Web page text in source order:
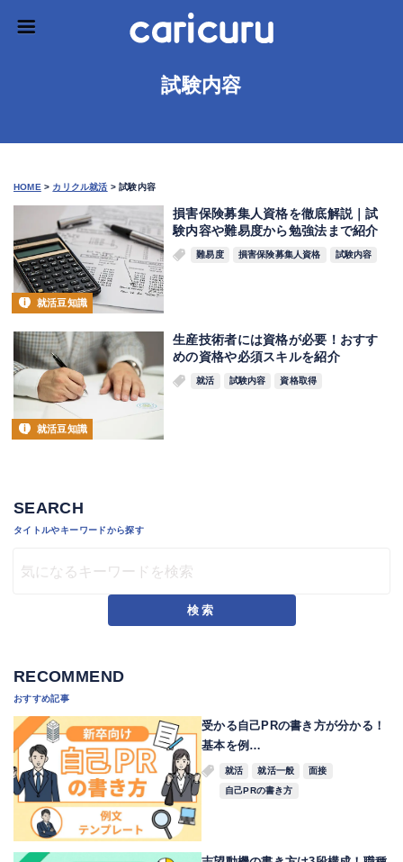
試験内容
HOME > カリクル就活 >試験内容
就活豆知識
損害保険募集人資格を徹底解説｜試
験内容や難易度から勉強法まで紹介
難易度 損害保険募集人資格 試験内容
就活豆知識
生産技術者には資格が必要！おすす
めの資格や必須スキルを紹介
就活 試験内容 資格取得
SEARCH
タイトルやキーワードから探す
検索
RECOMMEND
おすすめ記事
受かる自己PRの書き方が分かる！
基本を例…
就活 就活一般
面接
自己PRの書き方